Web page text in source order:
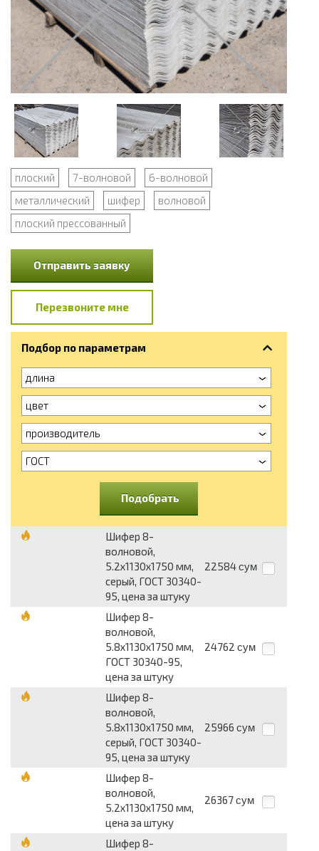
плоский 7-волновой
6-волновой
металлический
шифер
волновой
плоский прессованный
Отправить заявку
Перезвоните мне
Подбор по параметрам
длина
цвет
производитель
ГОСТ
Подобрать
Шифер 8-
волновой,
5.2х1130х1750 мм,
серый, ГОСТ 30340-
95, цена за штуку
22584 сум
Шифер 8-
волновой,
5.8х1130х1750 мм,
ГОСТ 30340-95,
цена за штуку
24762 сум
Шифер 8-
волновой,
5.8х1130х1750 мм,
серый, ГОСТ 30340-
95, цена за штуку
25966 сум
Шифер 8-
волновой,
5.2х1130х1750 мм,
цена за штуку
26367 сум
Шифер 8-